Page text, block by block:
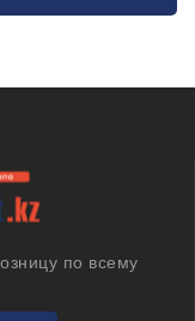
по всему